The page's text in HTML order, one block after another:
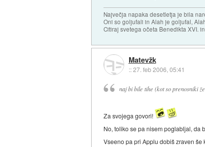
Največja napaka desetletja je bila
Oni so goljufali in Alah je goljufal,
Citiraj svetega očeta Benedikta XVI.
Matevžk
::27. feb 2006, 05:41
naj bi bile tihe (kot so prenosniki
Za svojega govori!
No, toliko se pa nisem poglabljal, da
Vseeno pa pri Applu dobiš zraven še